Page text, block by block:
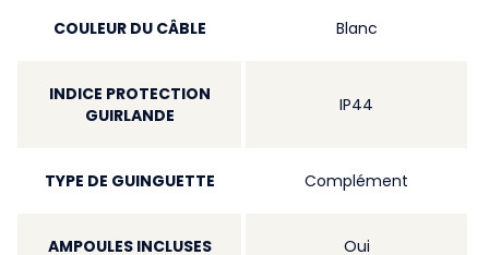
COULEUR DU CÂBLE Blanc
INDICE PROTECTION
GUIRLANDE
IP44
TYPE DE GUINGUETTE Complément
AMPOULES INCLUSES Oui